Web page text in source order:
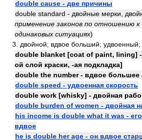
double cause - две причины
double standard - двойные мерки,
применение законов по отношению
одинаковых ситуациях)
3. двойной; вдвое больший;
double blanket [coat of paint, lining]
ой слой краски, -ая подкладка]
double the number - вдвое большее
double speed - удвоенная скорость
double work [whisky] - двойная
double burden of women - двойная
his income is double what it was -
вдвое
he is double her age - он вдвое